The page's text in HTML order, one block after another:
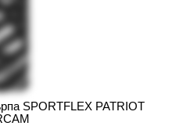
SPORTFLEX PATRIOT